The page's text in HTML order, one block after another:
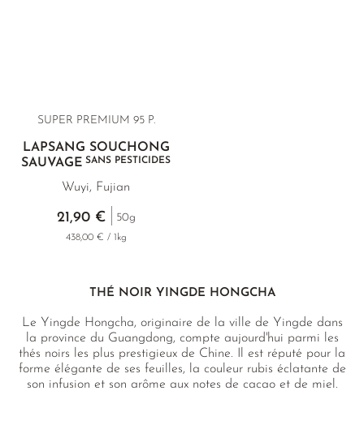
SUPER PREMIUM 95 P.
LAPSANG SOUCHONG
SAUVAGESANS PESTICIDES
Wuyi, Fujian
21,90 € 50g
438,00 € / 1kg
THÉ NOIR YINGDE HONGCHA
Le Yingde Hongcha, originaire de la ville de Yingde dans
la province du Guangdong, compte aujourd'hui parmi les
thés noirs les plus prestigieux de Chine. Il est réputé pour la
forme élégante de ses feuilles, la couleur rubis éclatante de
son infusion et son arôme aux notes de cacao et de miel.